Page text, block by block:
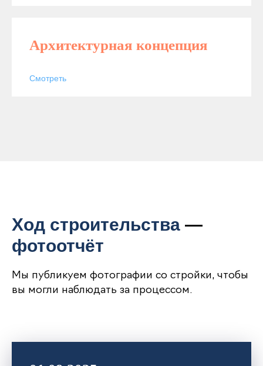
Архитектурная концепция
Смотреть
Ход строительства —
фотоотчёт
Мы публикуем фотографии со стройки, чтобы
вы могли наблюдать за процессом.